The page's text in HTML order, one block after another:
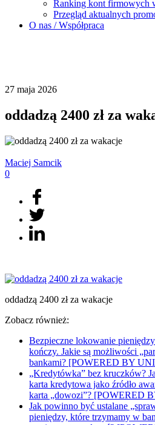
Ranking kont firmowych
Przegląd aktualnych
O nas / Współpraca
27 maja 2026
oddadzą 2400 zł za
Maciej Samcik
0
oddadzą 2400 zł za wakacje
Zobacz również:
Bezpieczne lokowanie
kończy. Jakie są możliwości
bankami? [POWERED BY
„Kredytówka” bez kruczków?
karta kredytowa jako źródło
karta „dowozi”? [POWERED
Jak powinno być ustalane
pieniędzy, które trzymamy w